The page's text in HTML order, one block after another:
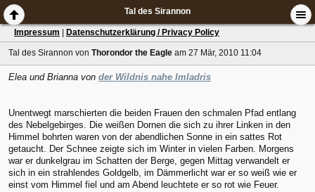
Tal des Sirannon
Impressum Datenschutzerklärung / Privacy Policy
Tal des Sirannon von Thorondor the Eagle am 27 Mär, 2010 11:04
Elea und Brianna von der Wildnis nahe Imladris
Unentwegt marschierten die beiden Frauen den schmalen Pfad entlang
des Nebelgebirges. Die weißen Dornen die sich zu ihrer Linken in den
Himmel bohrten waren von der abendlichen Sonne in ein sattes Rot
getaucht. Der Schnee zeigte sich im Winter in vielen Farben. Morgens
war er dunkelgrau im Schatten der Berge, gegen Mittag verwandelt er
sich in ein strahlendes Goldgelb, im Dämmerlicht war er so weiß wie er
einst vom Himmel fiel und am Abend leuchtete er so rot wie Feuer.